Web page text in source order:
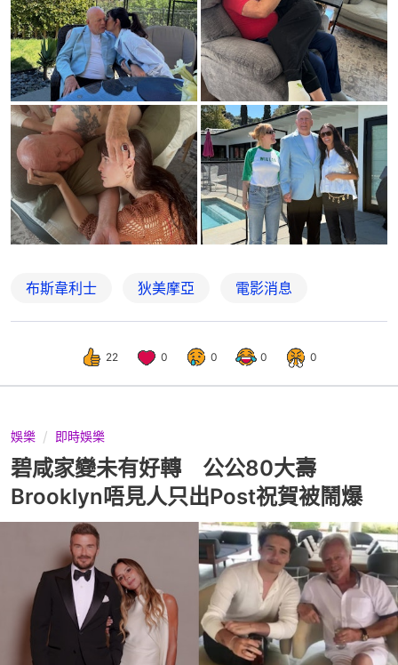
布斯韋利士 狄美摩亞 電影消息
22 0 0 0 0
娛樂 即時娛樂
碧咸家變未有好轉 公公80大壽
Brooklyn唔見人只出Post祝賀被鬧爆